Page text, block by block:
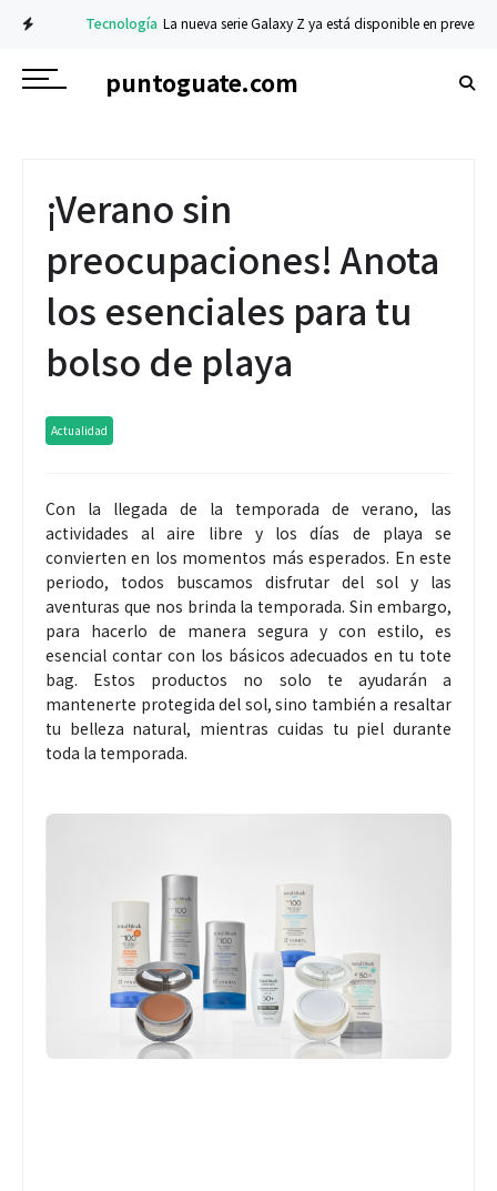
Tecnología La nueva serie Galaxy Z ya está disponible en preventa:
puntoguate.com
¡Verano sin
preocupaciones! Anota
los esenciales para tu
bolso de playa
Actualidad
Con la llegada de la temporada de verano, las
actividades al aire libre y los días de playa se
convierten en los momentos más esperados. En este
periodo, todos buscamos disfrutar del sol y las
aventuras que nos brinda la temporada. Sin embargo,
para hacerlo de manera segura y con estilo, es
esencial contar con los básicos adecuados en tu tote
bag. Estos productos no solo te ayudarán a
mantenerte protegida del sol, sino también a resaltar
tu belleza natural, mientras cuidas tu piel durante
toda la temporada.